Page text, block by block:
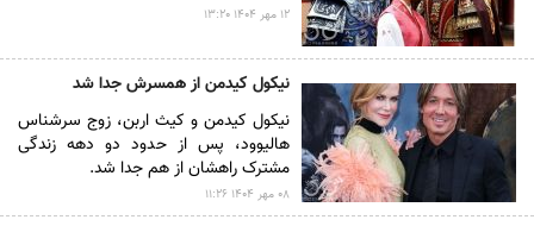
۱۲ مهر ۱۴۰۴ ۱۳:۲۰
نیکول کیدمن از همسرش جدا شد
نیکول کیدمن و کیث اربن، زوج سرشناس
هالیوود، پس از حدود دو دهه زندگی
مشترک راهشان از هم جدا شد.
۰۸ مهر ۱۴۰۴ ۱۱:۲۶